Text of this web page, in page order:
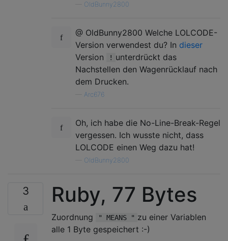
OldBunny2800
@ OldBunny2800 Welche LOLCODE-
Version verwendest du? In dieser
Version
! unterdrückt das
Nachstellen den Wagenrücklauf nach
dem Drucken.
Arc676
Oh, ich habe die No-Line-Break-Regel
vergessen. Ich wusste nicht, dass
LOLCODE einen Weg dazu hat!
OldBunny2800
3 Ruby, 77 Bytes
Zuordnung " MEANS " zu einer Variablen
alle 1 Byte gespeichert :-)